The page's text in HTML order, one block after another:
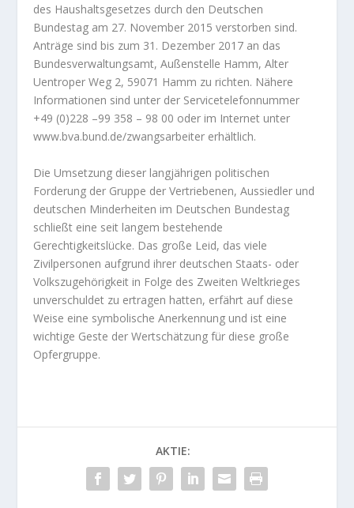
des Haushaltsgesetzes durch den Deutschen
Bundestag am 27. November 2015 verstorben sind.
Anträge sind bis zum 31. Dezember 2017 an das
Bundesverwaltungsamt, Außenstelle Hamm, Alter
Uentroper Weg 2, 59071 Hamm zu richten. Nähere
Informationen sind unter der Servicetelefonnummer
+49 (0)228 –99 358 – 98 00 oder im Internet unter
www.bva.bund.de/zwangsarbeiter erhältlich.
Die Umsetzung dieser langjährigen politischen
Forderung der Gruppe der Vertriebenen, Aussiedler und
deutschen Minderheiten im Deutschen Bundestag
schließt eine seit langem bestehende
Gerechtigkeitslücke. Das große Leid, das viele
Zivilpersonen aufgrund ihrer deutschen Staats- oder
Volkszugehörigkeit in Folge des Zweiten Weltkrieges
unverschuldet zu ertragen hatten, erfährt auf diese
Weise eine symbolische Anerkennung und ist eine
wichtige Geste der Wertschätzung für diese große
Opfergruppe.
AKTIE: